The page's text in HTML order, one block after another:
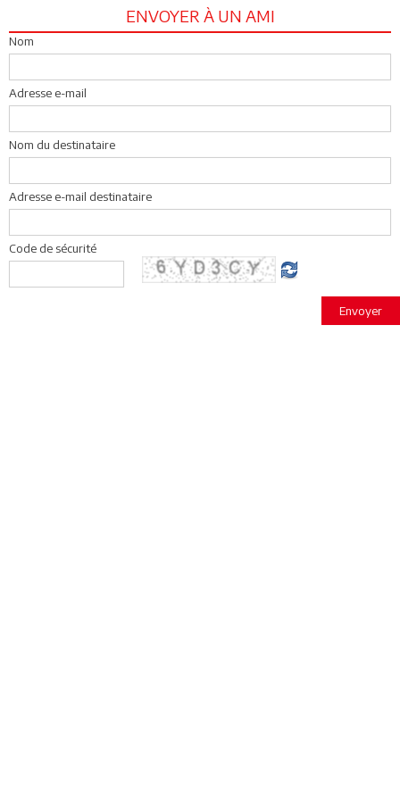
ENVOYER À UN AMI
Nom
Adresse e-mail
Nom du destinataire
Adresse e-mail destinataire
Code de sécurité
Envoyer